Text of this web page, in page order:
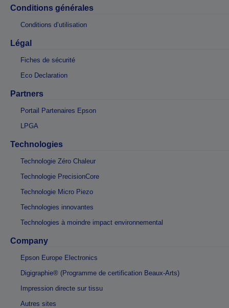
Conditions générales
Conditions d’utilisation
Légal
Fiches de sécurité
Eco Declaration
Partners
Portail Partenaires Epson
LPGA
Technologies
Technologie Zéro Chaleur
Technologie PrecisionCore
Technologie Micro Piezo
Technologies innovantes
Technologies à moindre impact environnemental
Company
Epson Europe Electronics
Digigraphie® (Programme de certification Beaux-Arts)
Impression directe sur tissu
Autres sites